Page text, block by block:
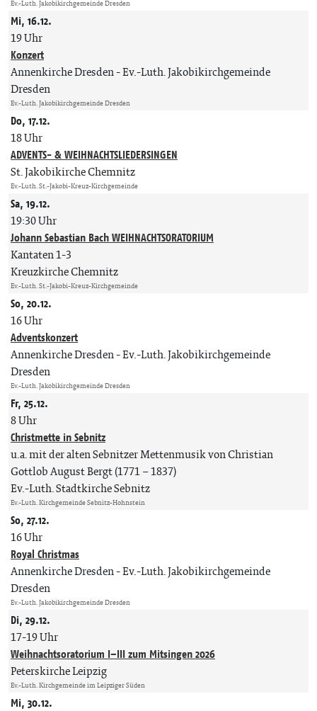
Ev.-Luth. Jakobikirchgemeinde Dresden
Mi, 16.12.
19 Uhr
Konzert
Annenkirche Dresden Ev.-Luth. Jakobikirchgemeinde
Dresden
Ev.-Luth. Jakobikirchgemeinde Dresden
Do, 17.12.
18 Uhr
ADVENTS- & WEIHNACHTSLIEDERSINGEN
St. Jakobikirche Chemnitz
Ev.-Luth. St.-Jakobi-Kreuz-Kirchgemeinde
Sa, 19.12.
19:30 Uhr
Johann Sebastian Bach WEIHNACHTSORATORIUM
Kantaten 1-3
Kreuzkirche Chemnitz
Ev.-Luth. St.-Jakobi-Kreuz-Kirchgemeinde
So, 20.12.
16 Uhr
Adventskonzert
Annenkirche Dresden Ev.-Luth. Jakobikirchgemeinde
Dresden
Ev.-Luth. Jakobikirchgemeinde Dresden
Fr, 25.12.
8 Uhr
Christmette in Sebnitz
u.a. mit der alten Sebnitzer Mettenmusik von Christian
Gottlob August Bergt (1771 – 1837)
Ev.-Luth. Stadtkirche Sebnitz
Ev.-Luth. Kirchgemeinde Sebnitz-Hohnstein
So, 27.12.
16 Uhr
Royal Christmas
Annenkirche Dresden Ev.-Luth. Jakobikirchgemeinde
Dresden
Ev.-Luth. Jakobikirchgemeinde Dresden
Di, 29.12.
17-19 Uhr
Weihnachtsoratorium I–III zum Mitsingen 2026
Peterskirche Leipzig
Ev.-Luth. Kirchgemeinde im Leipziger Süden
Mi, 30.12.